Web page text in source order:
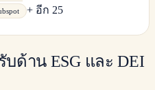
+ อีก 25
ด้าน ESG และ DEI